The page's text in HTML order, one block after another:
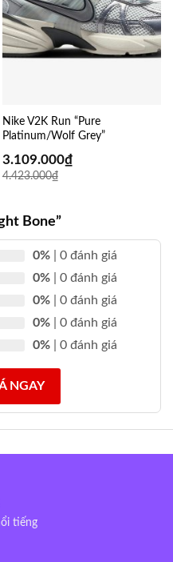
Nike V2K Run “Pure
Platinum/Wolf Grey”
4.423.000₫
3.109.000₫
Bone”
0% | 0 đánh giá
0% | 0 đánh giá
0% | 0 đánh giá
0% | 0 đánh giá
0% | 0 đánh giá
NGAY
tiếng